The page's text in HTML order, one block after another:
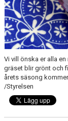
Vi vill önska er alla
gräset blir grönt och
årets säsong
/Styrelsen